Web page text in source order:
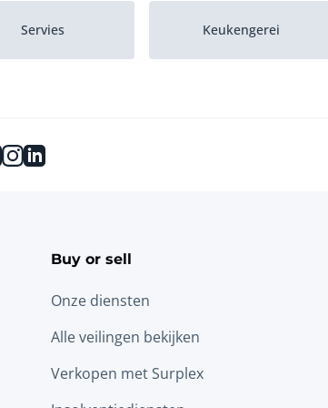
Servies Keukengerei
facebook
instagram
linkedin
Buy or sell
Onze diensten
Alle veilingen bekijken
Verkopen met Surplex